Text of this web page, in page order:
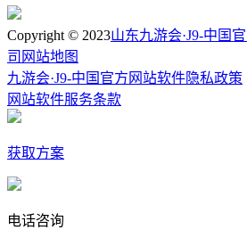
Copyright © 2023山东九游会·J9-中国
司 网站地图
九游会·J9-中国官方网站软件隐私政策
网站软件服务条款
获取方案
电话咨询